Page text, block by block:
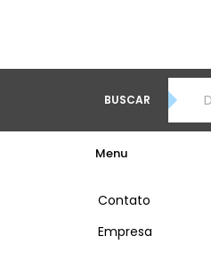
BUSCAR
Menu
Contato
Empresa